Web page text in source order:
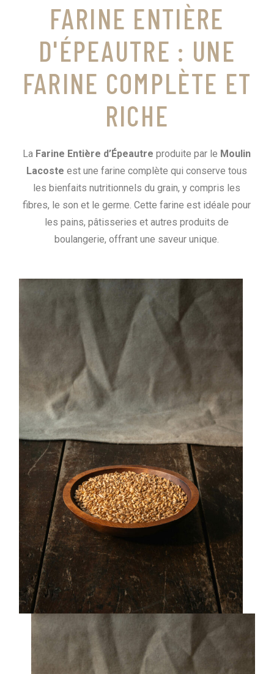
FARINE ENTIÈRE
D'ÉPEAUTRE : UNE
FARINE COMPLÈTE ET
RICHE
La Farine Entière d’Épeautre produite par le Moulin
Lacoste est une farine complète qui conserve tous
les bienfaits nutritionnels du grain, y compris les
fibres, le son et le germe. Cette farine est idéale pour
les pains, pâtisseries et autres produits de
boulangerie, offrant une saveur unique.